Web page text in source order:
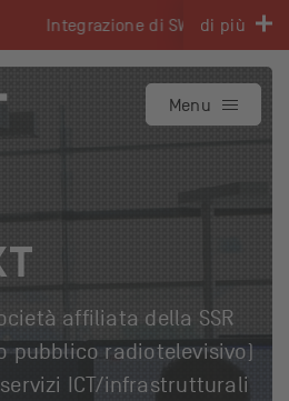
Integrazione di SWISS TXT
di più
Menu
affiliata della SSR
pubblico radiotelevisivo)
ICT/infrastrutturali